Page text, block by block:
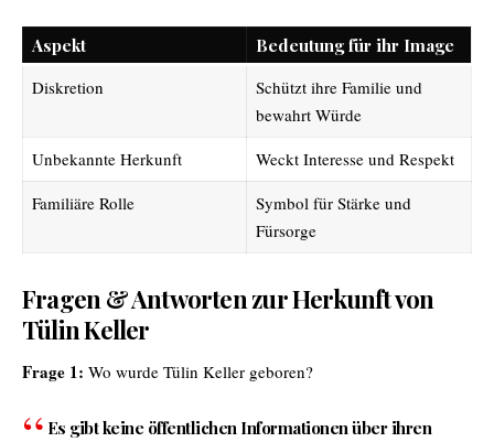
Aspekt
Bedeutung für ihr Image
Diskretion
Schützt ihre Familie und
bewahrt Würde
Unbekannte Herkunft
Weckt Interesse und Respekt
Familiäre Rolle
Symbol für Stärke und
Fürsorge
Fragen & Antworten zur Herkunft von
Tülin Keller
Frage 1: Wo wurde Tülin Keller geboren?
Es gibt keine öffentlichen Informationen über ihren